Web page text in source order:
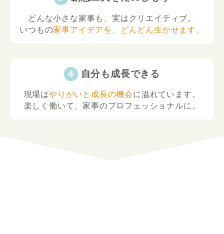
どんな小さな家事も、実はクリエイティブ。
いつもの家事アイデアを、どんどん生かせます。
自分も成長できる
現場はやりがいと成長の機会に溢れています。
楽しく働いて、家事のプロフェッショナルに。